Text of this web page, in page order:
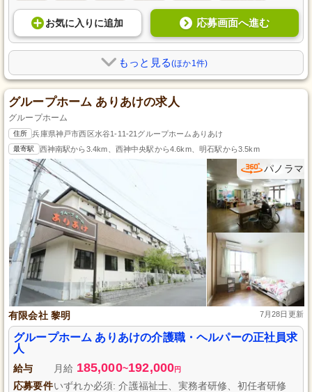
お気に入り に追加 応募画面へ進む
もっと見る(ほか1件)
グループホーム ありあけの求人
グループホーム
住所 兵庫県神戸市西区水谷1-11-21グループホームありあけ
最寄駅 西神南駅から3.4km、西神中央駅から4.6km、明石駅から3.5km
パノラマ
有限会社 黎明 7月28日更新
グループホーム ありあけの介護職・ヘルパーの正社員求
人
給与 月給 185,000~192,000円
応募要件いずれか必須: 介護福祉士、実務者研修、初任者研修